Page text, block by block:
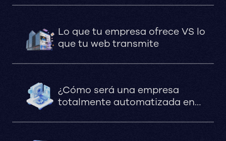
DLPS arquitectos, Senda,
Lo que tu empresa ofrece VS lo
que tu web transmite
¿Cómo será una empresa
totalmente automatizada en